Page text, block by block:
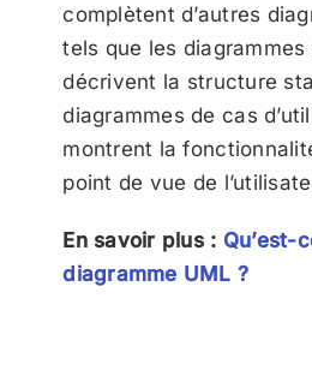
complètent d’autres
tels que les
décrivent la structure
diagrammes de cas
montrent la
point de vue de
En savoir plus : Qu’est-
diagramme UML ?